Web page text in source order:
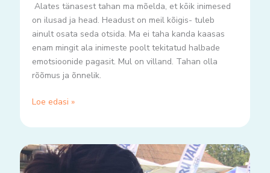
Alates tänasest tahan ma mõelda, et kōik inimesed
on ilusad ja head. Headust on meil kõigis- tuleb
ainult osata seda otsida. Ma ei taha kanda kaasas
enam mingit ala inimeste poolt tekitatud halbade
emotsioonide pagasit. Mul on villand. Tahan olla
rõõmus ja õnnelik.
Loe edasi »
Emotsioonid
ja